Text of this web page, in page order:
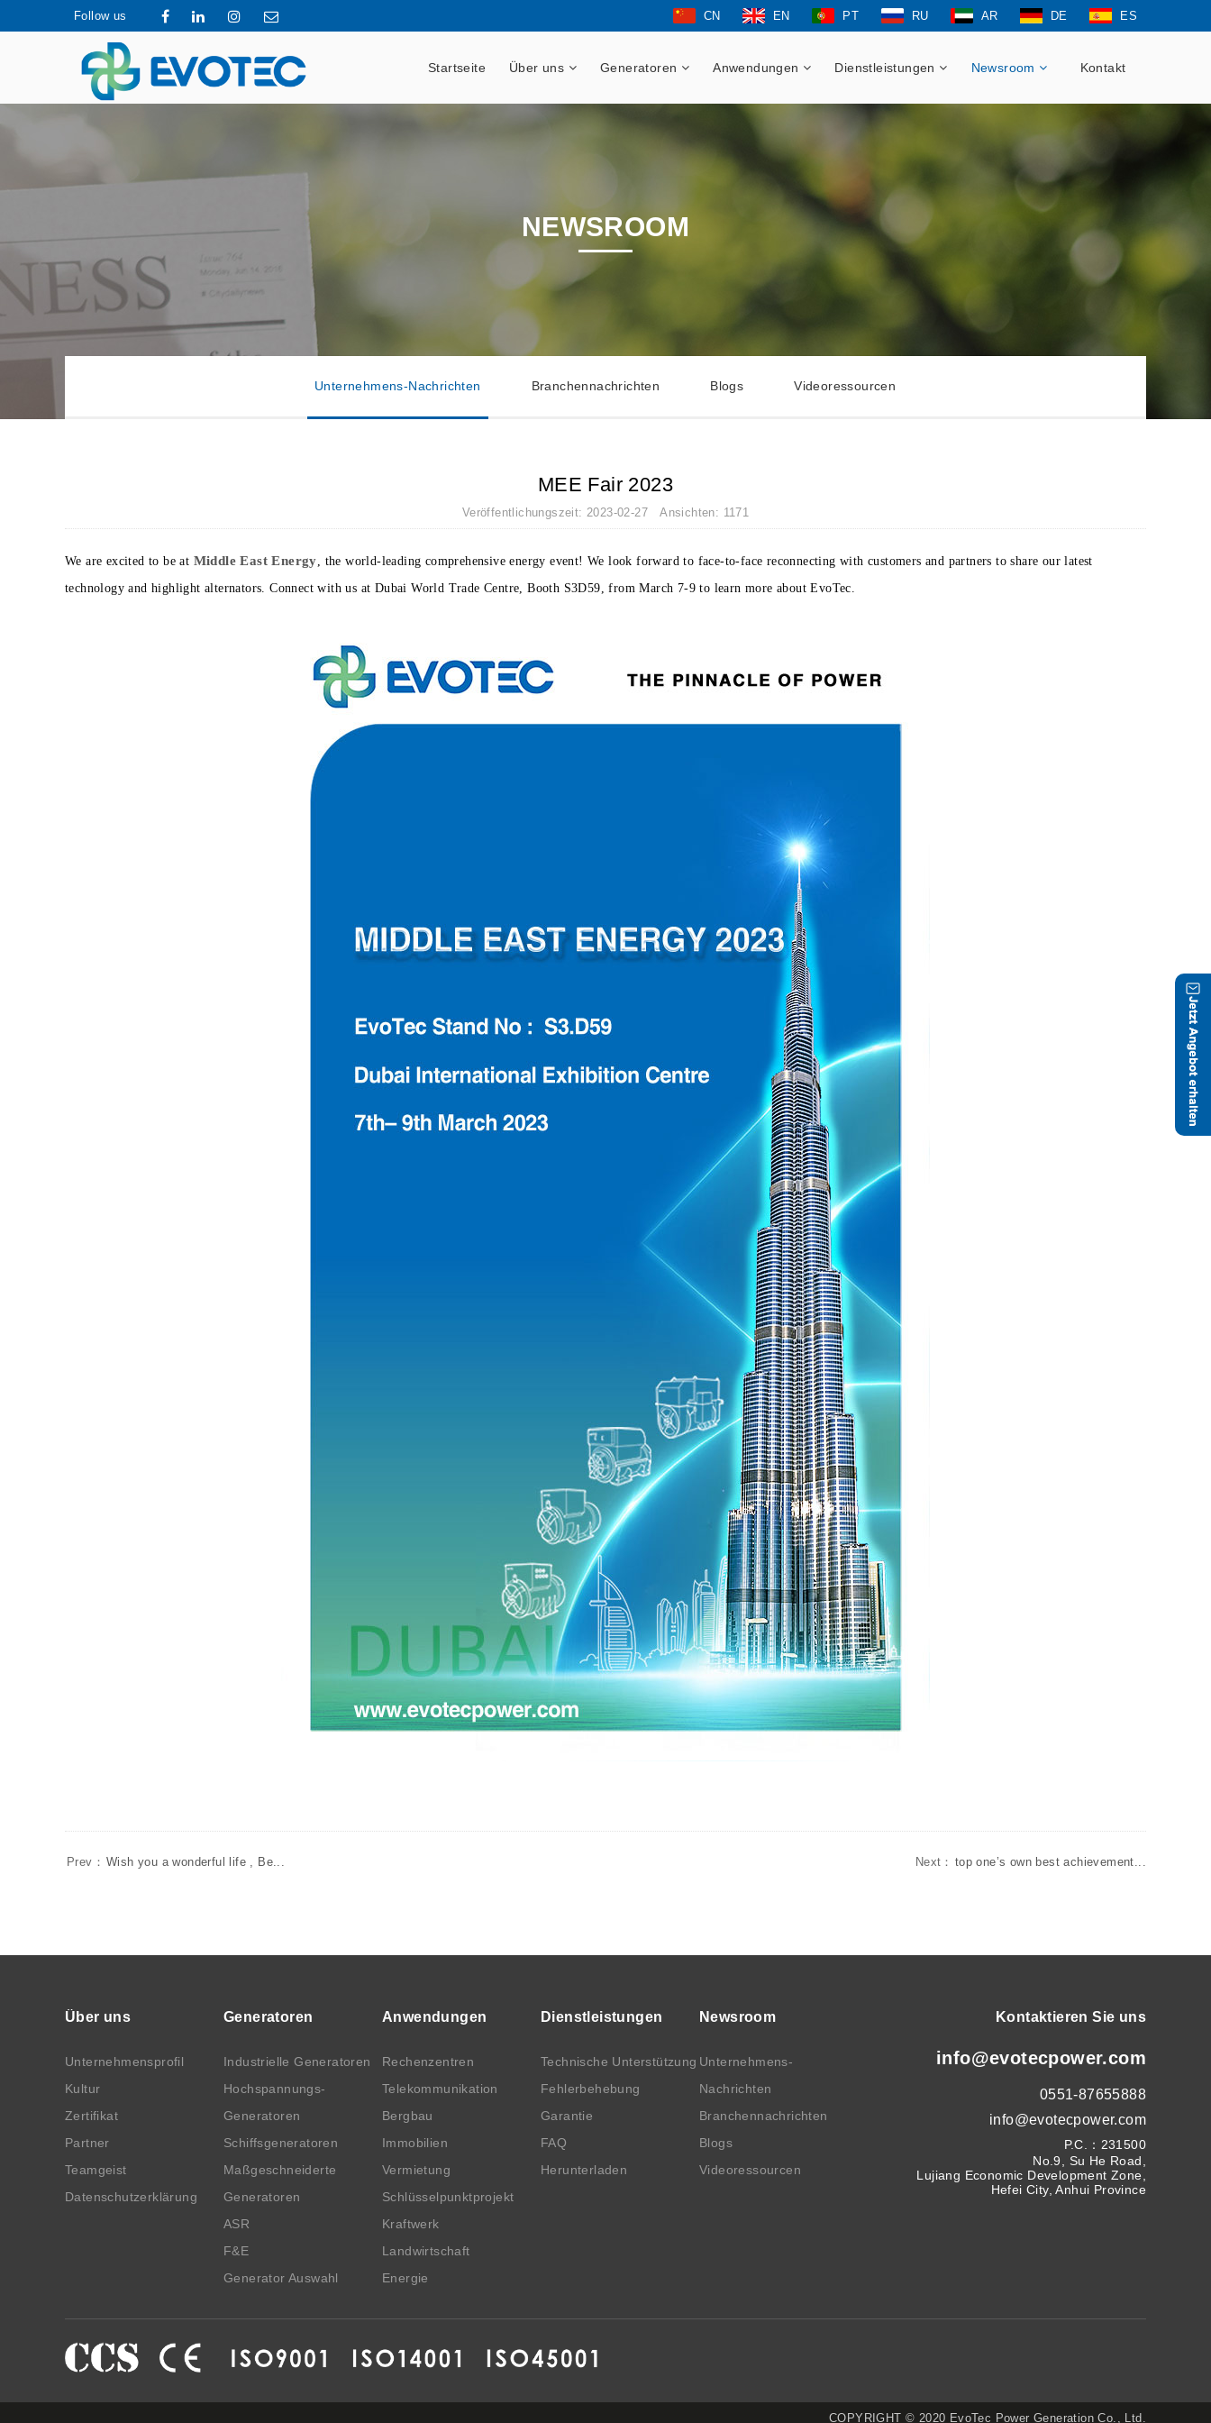
Follow us CN EN PT RU AR DE ES
Startseite Über uns Generatoren Anwendungen Dienstleistungen Newsroom Kontakt
NEWSROOM
Unternehmens-Nachrichten Branchennachrichten Blogs Videoressourcen
MEE Fair 2023
Veröffentlichungszeit: 2023-02-27 Ansichten: 1171
We are excited to be at Middle East Energy, the world-leading comprehensive energy event! We look forward to face-to-face reconnecting with customers and partners to share our latest
technology and highlight alternators. Connect with us at Dubai World Trade Centre, Booth S3D59, from March 7-9 to learn more about EvoTec.
Next： top one’s own best achievement...
Prev： Wish you a wonderful life , Be...
Über uns
Unternehmensprofil
Kultur
Zertifikat
Partner
Teamgeist
Datenschutzerklärung
Generatoren
Industrielle Generatoren
Hochspannungs-
Generatoren
Schiffsgeneratoren
Maßgeschneiderte
Generatoren
ASR
F&E
Generator Auswahl
Anwendungen
Rechenzentren
Telekommunikation
Bergbau
Immobilien
Vermietung
Schlüsselpunktprojekt
Kraftwerk
Landwirtschaft
Energie
Dienstleistungen
Technische Unterstützung
Fehlerbehebung
Garantie
FAQ
Herunterladen
Newsroom
Unternehmens-
Nachrichten
Branchennachrichten
Blogs
Videoressourcen
Kontaktieren Sie uns
info@evotecpower.com
0551-87655888
info@evotecpower.com
P.C.：231500
No.9, Su He Road,
Lujiang Economic Development Zone,
Hefei City, Anhui Province
COPYRIGHT © 2020 EvoTec Power Generation Co., Ltd.